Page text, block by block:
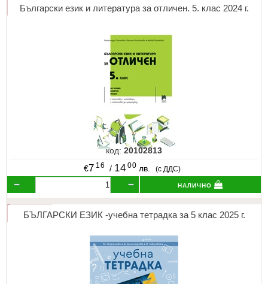
Български език и литература за отличен. 5. клас 2024 г.
код: 20102813
€7 16 / 14 00 лв. (с ДДС)
налично
БЪЛГАРСКИ ЕЗИК -учебна тетрадка за 5 клас 2025 г.